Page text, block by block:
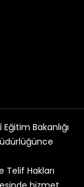
Bakanlığı
Telif Hakları